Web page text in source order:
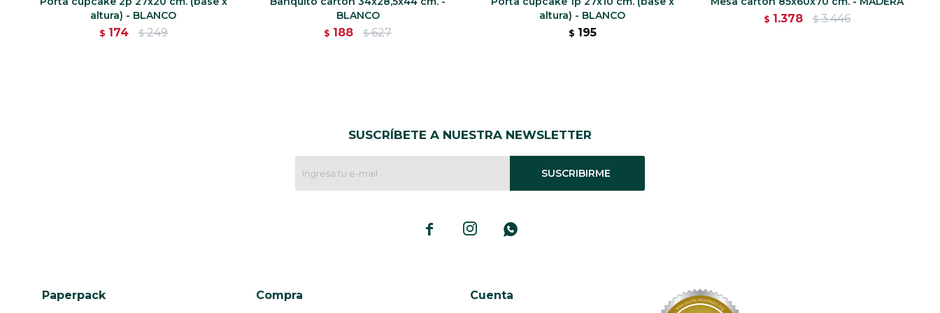
altura) - BLANCO
$ 174 $ 249
BLANCO
$ 188 $ 627
altura) - BLANCO
$ 195
$ 1.378 $ 3.446
SUSCRÍBETE A NUESTRA NEWSLETTER
SUSCRIBIRME
  
Paperpack Compra Cuenta